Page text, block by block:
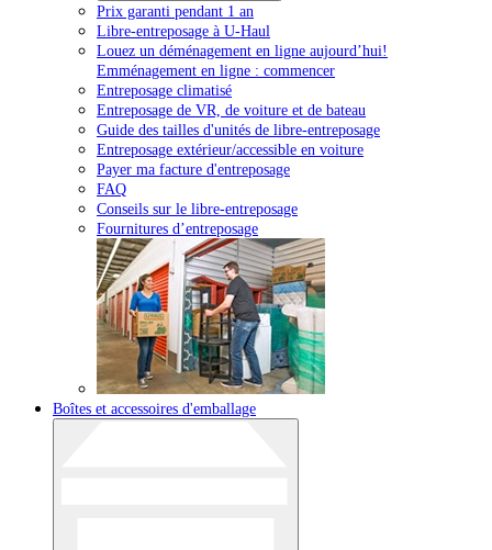
Prix garanti pendant 1 an
Libre-entreposage à U-Haul
Louez un déménagement en ligne aujourd’hui!
Emménagement en ligne : commencer
Entreposage climatisé
Entreposage de VR, de voiture et de bateau
Guide des tailles d'unités de libre-entreposage
Entreposage extérieur/accessible en voiture
Payer ma facture d'entreposage
FAQ
Conseils sur le libre-entreposage
Fournitures d’entreposage
Boîtes et accessoires d'emballage